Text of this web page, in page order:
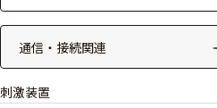
通信・接続関連
刺激装置